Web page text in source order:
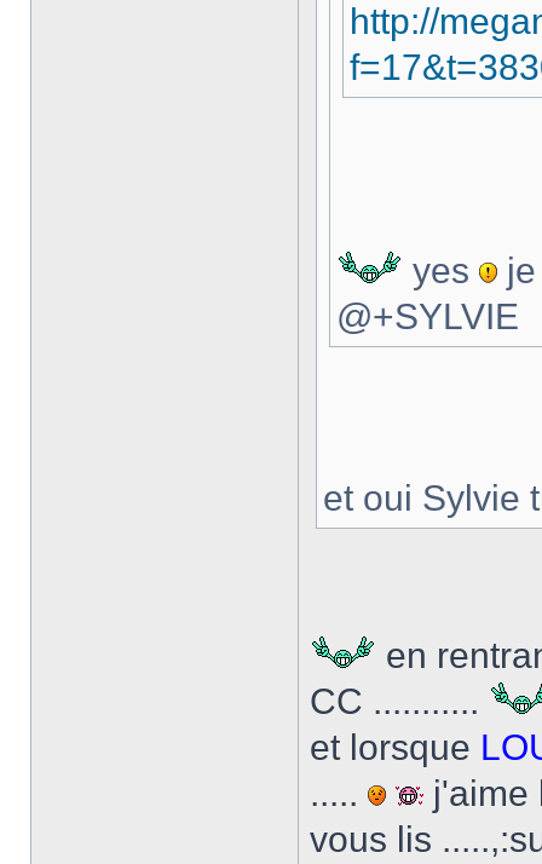
http://
yes
@+SYLVIE
et oui Sylvie
en
CC ...........
et lorsque
.....
j'aime
vous lis